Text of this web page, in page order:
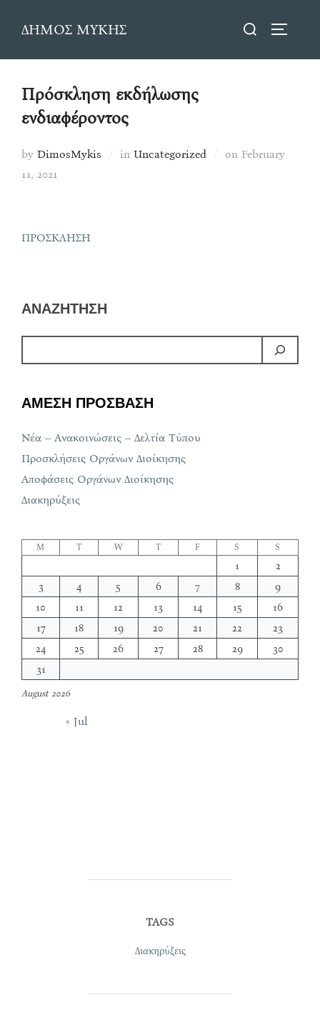
ΔΗΜΟΣ ΜΥΚΗΣ
Search
Πρόσκληση εκδήλωσης
ενδιαφέροντος
by DimosMykis in Uncategorized on Posted
February
11, 2021
ΠΡΟΣΚΛΗΣΗ
ΑΝΑΖΗΤΗΣΗ
ΑΜΕΣΗ ΠΡΟΣΒΑΣΗ
Νέα – Ανακοινώσεις – Δελτία Τύπου
Προσκλήσεις Οργάνων Διοίκησης
Αποφάσεις Οργάνων Διοίκησης
Διακηρύξεις
August 2026
M T W T F S S
1
2
3
4 5 6 7 8
9
10
11 12 13 14 15
16
17
18 19 20 21 22
23
24
25 26 27 28 29
30
31
« Jul
TAGS
Διακηρύξεις